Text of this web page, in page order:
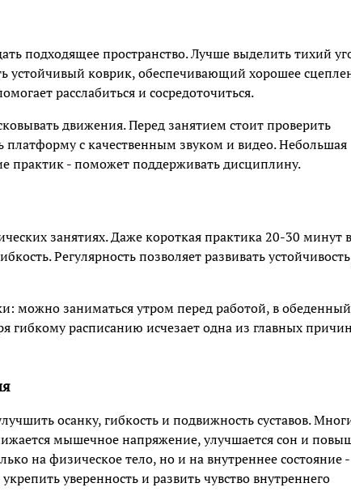
подходящее пространство. Лучше выделить тихий
устойчивый коврик, обеспечивающий хорошее
расслабиться и сосредоточиться.
движения. Перед занятием стоит проверить
платформу с качественным звуком и видео. Небольшая
практик - поможет поддерживать дисциплину.
занятиях. Даже короткая практика 20-30 минут
Регулярность позволяет развивать
можно заниматься утром перед работой, в обеденный
гибкому расписанию исчезает одна из главных причин
осанку, гибкость и подвижность суставов.
мышечное напряжение, улучшается сон и
на физическое тело, но и на внутреннее состояние -
уверенность и развить чувство внутреннего